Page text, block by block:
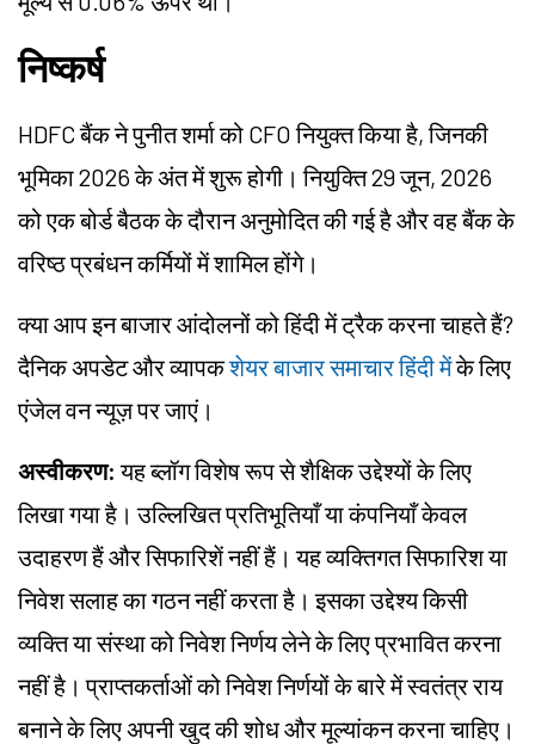
निष्कर्ष
HDFC बैंक ने पुनीत शर्मा को CFO नियुक्त किया है, जिनकी
भूमिका 2026 के अंत में शुरू होगी। नियुक्ति 29 जून, 2026
को एक बोर्ड बैठक के दौरान अनुमोदित की गई है और वह बैंक के
वरिष्ठ प्रबंधन कर्मियों में शामिल होंगे।
क्या आप इन बाजार आंदोलनों को हिंदी में ट्रैक करना चाहते हैं?
दैनिक अपडेट और व्यापकशेयर बाजार समाचार हिंदी मेंके लिए
एंजेल वन न्यूज़ पर जाएं।
अस्वीकरण: यह ब्लॉग विशेष रूप से शैक्षिक उद्देश्यों के लिए
लिखा गया है। उल्लिखित प्रतिभूतियाँ या कंपनियाँ केवल
उदाहरण हैं और सिफारिशें नहीं हैं। यह व्यक्तिगत सिफारिश या
निवेश सलाह का गठन नहीं करता है। इसका उद्देश्य किसी
व्यक्ति या संस्था को निवेश निर्णय लेने के लिए प्रभावित करना
नहीं है। प्राप्तकर्ताओं को निवेश निर्णयों के बारे में स्वतंत्र राय
बनाने के लिए अपनी खुद की शोध और मूल्यांकन करना चाहिए।